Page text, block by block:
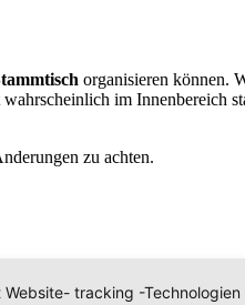
organisieren können.
im Innenbereich
zu achten.
30.06.2021.
tracking -Technologien